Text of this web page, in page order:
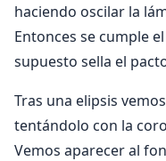
haciendo oscilar la
Entonces se cumple
supuesto sella el
Tras una elipsis
tentándolo con la
Vemos aparecer al